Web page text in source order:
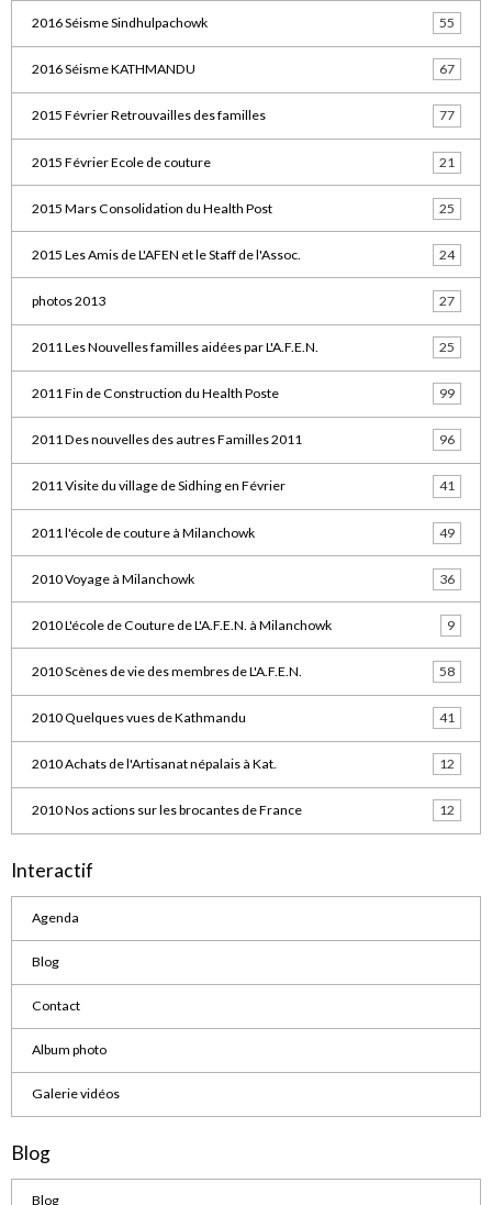
2016 Séisme Sindhulpachowk 55
2016 Séisme KATHMANDU 67
2015 Février Retrouvailles des familles 77
2015 Février Ecole de couture 21
2015 Mars Consolidation du Health Post 25
2015 Les Amis de L'AFEN et le Staff de l'Assoc. 24
photos 2013 27
2011 Les Nouvelles familles aidées par L'A.F.E.N. 25
2011 Fin de Construction du Health Poste 99
2011 Des nouvelles des autres Familles 2011 96
2011 Visite du village de Sidhing en Février 41
2011 l'école de couture à Milanchowk 49
2010 Voyage à Milanchowk 36
2010 L'école de Couture de L'A.F.E.N. à Milanchowk 9
2010 Scènes de vie des membres de L'A.F.E.N. 58
2010 Quelques vues de Kathmandu 41
2010 Achats de l'Artisanat népalais à Kat. 12
2010 Nos actions sur les brocantes de France 12
Interactif
Agenda
Blog
Contact
Album photo
Galerie vidéos
Blog
Blog